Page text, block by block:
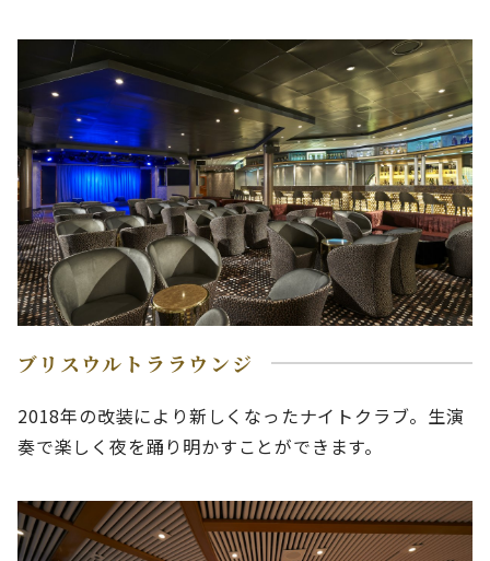
ブリスウルトララウンジ
2018年の改装により新しくなったナイトクラブ。生演
奏で楽しく夜を踊り明かすことができます。